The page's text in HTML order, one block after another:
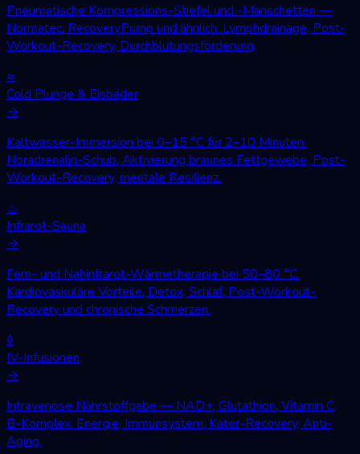
Pneumatische Kompressions-Stiefel und -Manschetten —
Normatec, RecoveryPump und ähnlich. Lymphdrainage, Post-
Workout-Recovery, Durchblutungsförderung.
≈
Cold Plunge & Eisbäder
→
Kaltwasser-Immersion bei 0–15 °C für 2–10 Minuten.
Noradrenalin-Schub, Aktivierung braunes Fettgewebe, Post-
Workout-Recovery, mentale Resilienz.
♨
Infrarot-Sauna
→
Fern- und Nahinfrarot-Wärmetherapie bei 50–80 °C.
Kardiovaskuläre Vorteile, Detox, Schlaf, Post-Workout-
Recovery und chronische Schmerzen.
◊
IV-Infusionen
→
Intravenöse Nährstoffgabe — NAD+, Glutathion, Vitamin C,
B-Komplex. Energie, Immunsystem, Kater-Recovery, Anti-
Aging.